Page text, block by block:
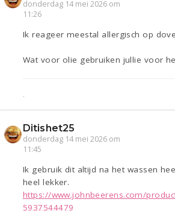
donderdag 14 mei 2026 om
11:26
Ik reageer meestal allergisch op
Wat voor olie gebruiken jullie voor
.
Ditishet25
donderdag 14 mei 2026 om
11:45
Ik gebruik dit altijd na het wassen
heel lekker.
https://www.johnbeerens.com/
5937544479